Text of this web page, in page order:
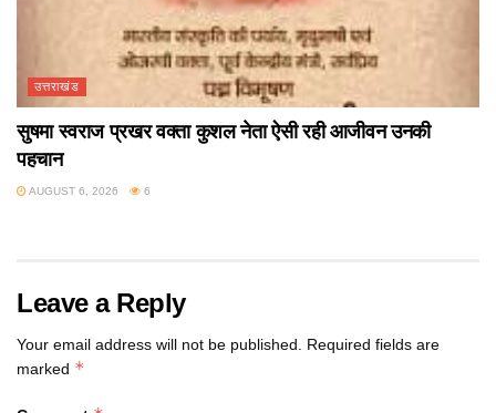
उत्तराखंड
सुषमा स्वराज प्रखर वक्ता कुशल नेता ऐसी रही आजीवन उनकी
पहचान
AUGUST 6, 2026 6
Leave a Reply
Your email address will not be published. Required fields are
marked *